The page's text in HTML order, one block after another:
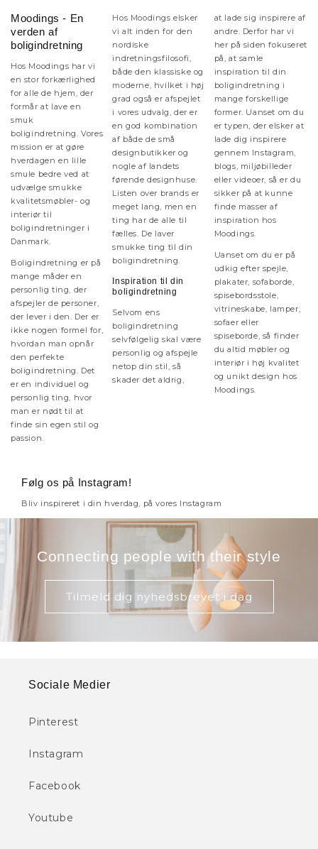
Moodings - En
verden af
boligindretning
Hos Moodings har vi
en stor forkærlighed
for alle de hjem, der
formår at lave en
smuk
boligindretning. Vores
mission er at gøre
hverdagen en lille
smule bedre ved at
udvælge smukke
kvalitetsmøbler- og
interiør til
boligindretninger i
Danmark.
Boligindretning er på
mange måder en
personlig ting, der
afspejler de personer,
der lever i den. Der er
ikke nogen formel for,
hvordan man opnår
den perfekte
boligindretning. Det
er en individuel og
personlig ting, hvor
man er nødt til at
finde sin egen stil og
passion.
Hos Moodings elsker
vi alt inden for den
nordiske
indretningsfilosofi,
både den klassiske og
moderne, hvilket i høj
grad også er afspejlet
i vores udvalg, der er
en god kombination
af både de små
designbutikker og
nogle af landets
førende designhuse.
Listen over brands er
meget lang, men en
ting har de alle til
fælles. De laver
smukke ting til din
boligindretning.
Inspiration til din
boligindretning
Selvom ens
boligindretning
selvfølgelig skal være
personlig og afspejle
netop din stil, så
skader det aldrig,
at lade sig inspirere af
andre. Derfor har vi
her på siden fokuseret
på, at samle
inspiration til din
boligindretning i
mange forskellige
former. Uanset om du
er typen, der elsker at
lade dig inspirere
gennem Instagram,
blogs, miljøbilleder
eller videoer, så er du
sikker på at kunne
finde masser af
inspiration hos
Moodings.
Uanset om du er på
udkig efter spejle,
plakater, sofaborde,
spisebordsstole,
vitrineskabe, lamper,
sofaer eller
spiseborde, så finder
du altid møbler og
interiør i høj kvalitet
og unikt design hos
Moodings.
Følg os på Instagram!
Bliv inspireret i din hverdag, på vores Instagram
Connecting people with their style
Tilmeld dig nyhedsbrevet i dag
Sociale Medier
Pinterest
Instagram
Facebook
Youtube